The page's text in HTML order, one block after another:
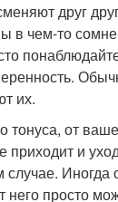
друг
в чем-то
их.
тонуса, от
приходит и
случае.
просто